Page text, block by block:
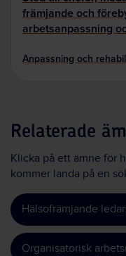
främjande och
arbetsanpassning
Anpassning och
Relaterade
Klicka på ett ämne för
kommer landa på en
Hälsofrämjande
Organisatorisk